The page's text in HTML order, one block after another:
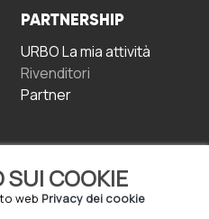
SUI COOKIE
web Privacy dei cookie
PARTNERSHIP
URBO La mia attività
Rivenditori
Partner